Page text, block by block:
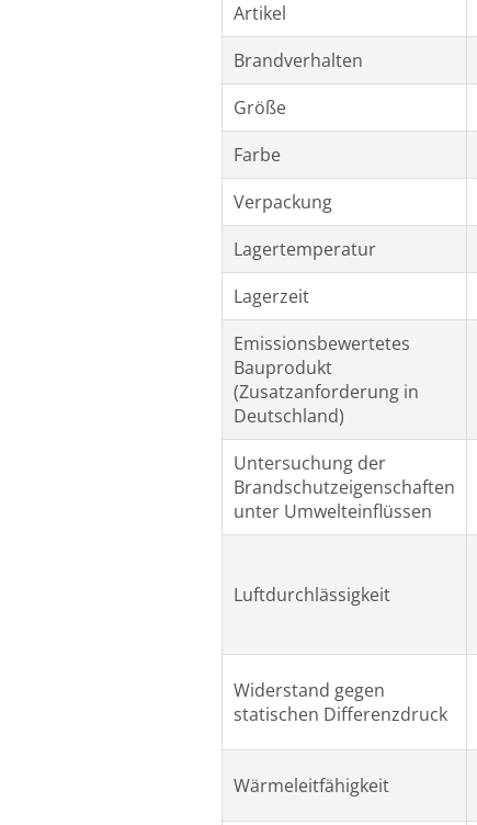
Artikel
Brandverhalten
Größe
Farbe
Verpackung
Lagertemperatur
Lagerzeit
Emissionsbewertetes
Bauprodukt
(Zusatzanforderung in
Deutschland)
Untersuchung der
Brandschutzeigenschaften
unter Umwelteinflüssen
Luftdurchlässigkeit
Widerstand gegen
statischen Differenzdruck
Wärmeleitfähigkeit